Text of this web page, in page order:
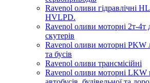
Ravenol оливи гідравлічні
HVLPD.
Ravenol оливи моторні 2т-4т
скутерів
Ravenol оливи моторні PKW
та бусів
Ravenol оливи трансмісійні
Ravenol оливи моторні LKW